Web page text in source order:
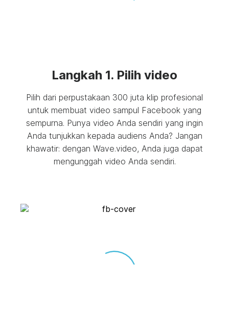
Langkah 1. Pilih video
Pilih dari perpustakaan 300 juta klip profesional
untuk membuat video sampul Facebook yang
sempurna. Punya video Anda sendiri yang ingin
Anda tunjukkan kepada audiens Anda? Jangan
khawatir: dengan Wave.video, Anda juga dapat
mengunggah video Anda sendiri.